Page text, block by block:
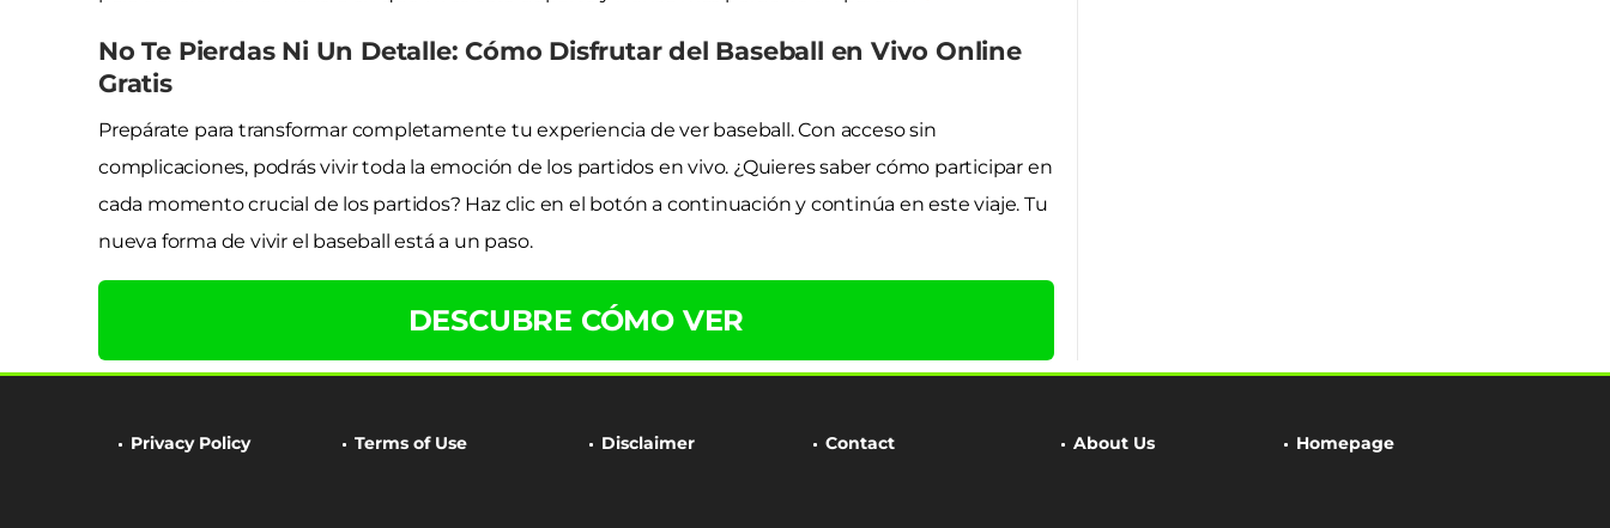
No Te Pierdas Ni Un Detalle: Cómo Disfrutar del Baseball en Vivo Online
Gratis
Prepárate para transformar completamente tu experiencia de ver baseball. Con acceso sin
complicaciones, podrás vivir toda la emoción de los partidos en vivo. ¿Quieres saber cómo participar en
cada momento crucial de los partidos? Haz clic en el botón a continuación y continúa en este viaje. Tu
nueva forma de vivir el baseball está a un paso.
DESCUBRE CÓMO VER
Privacy Policy Terms of Use Disclaimer Contact About Us Homepage